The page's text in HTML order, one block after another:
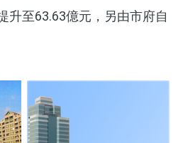
升至63.63億元，另由市府自